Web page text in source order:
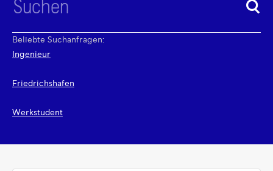
Beliebte Suchanfragen:
Ingenieur
Friedrichshafen
Werkstudent